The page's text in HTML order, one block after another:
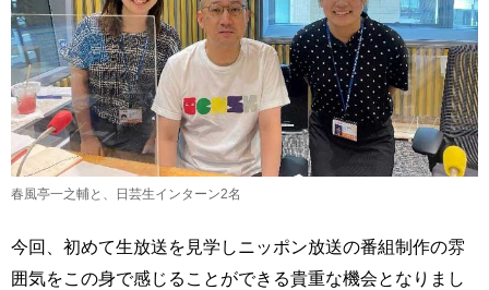
春風亭一之輔と、日芸生インターン2名
今回、初めて生放送を見学しニッポン放送の番組制作の雰
囲気をこの身で感じることができる貴重な機会となりまし